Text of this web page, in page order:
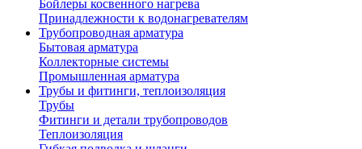
Бойлеры косвенного нагрева
Принадлежности к водонагревателям
Трубопроводная арматура
Бытовая арматура
Коллекторные системы
Промышленная арматура
Трубы и фитинги, теплоизоляция
Трубы
Фитинги и детали трубопроводов
Теплоизоляция